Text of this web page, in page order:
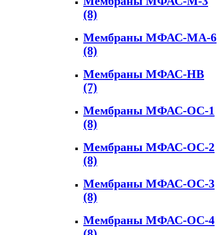
(8)
Мембраны МФАС-МА-6
(8)
Мембраны МФАС-НВ
(7)
Мембраны МФАС-ОС-1
(8)
Мембраны МФАС-ОС-2
(8)
Мембраны МФАС-ОС-3
(8)
Мембраны МФАС-ОС-4